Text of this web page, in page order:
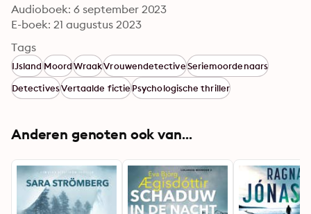
Audioboek: 6 september 2023
E-boek: 21 augustus 2023
Tags
IJslandMoordWraakVrouwendetectiveSeriemoordenaars
DetectivesVertaalde fictiePsychologische thriller
Anderen genoten ook van...